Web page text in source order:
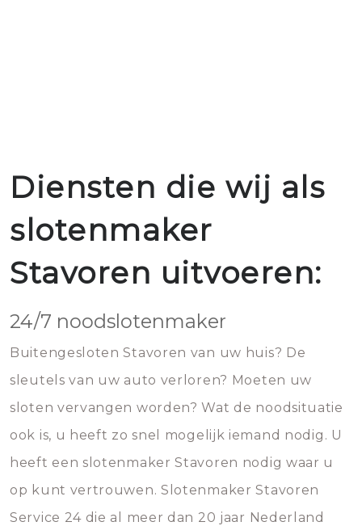
Diensten die wij als
slotenmaker
Stavoren uitvoeren:
24/7 noodslotenmaker
Buitengesloten Stavoren van uw huis? De
sleutels van uw auto verloren? Moeten uw
sloten vervangen worden? Wat de noodsituatie
ook is, u heeft zo snel mogelijk iemand nodig. U
heeft een slotenmaker Stavoren nodig waar u
op kunt vertrouwen. Slotenmaker Stavoren
Service 24 die al meer dan 20 jaar Nederland